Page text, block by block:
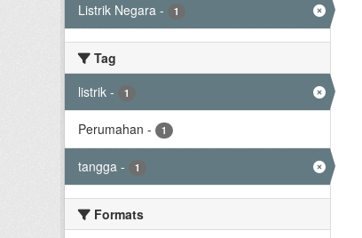
Listrik Negara - 1
Tag
listrik - 1
Perumahan - 1
tangga - 1
Formats